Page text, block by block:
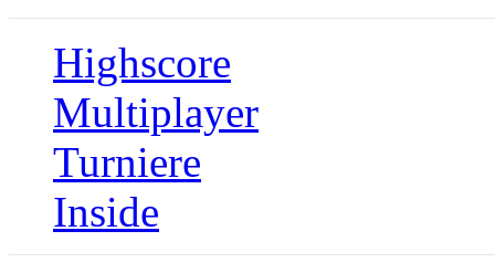
Highscore
Multiplayer
Turniere
Inside